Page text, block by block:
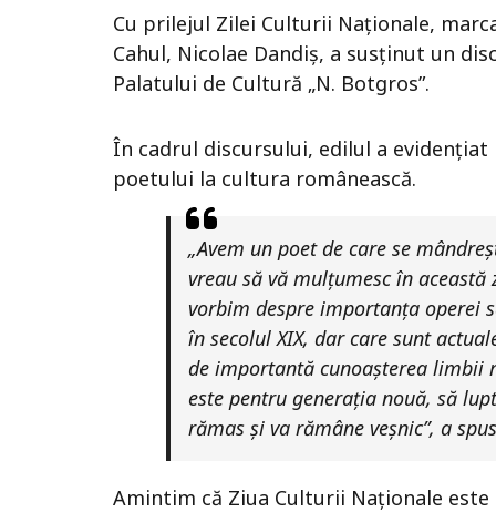
Cu prilejul Zilei Culturii Naționale,
Cahul, Nicolae Dandiș, a susținut un
Palatului de Cultură „N. Botgros”.
În cadrul discursului, edilul a
poetului la cultura românească.
„Avem un poet de care se
vreau să vă mulțumesc în
vorbim despre importanța operei
în secolul XIX, dar care sunt
de importantă cunoașterea limbii
este pentru generația nouă, să
rămas și va rămâne veșnic”, a
Amintim că Ziua Culturii Naționale